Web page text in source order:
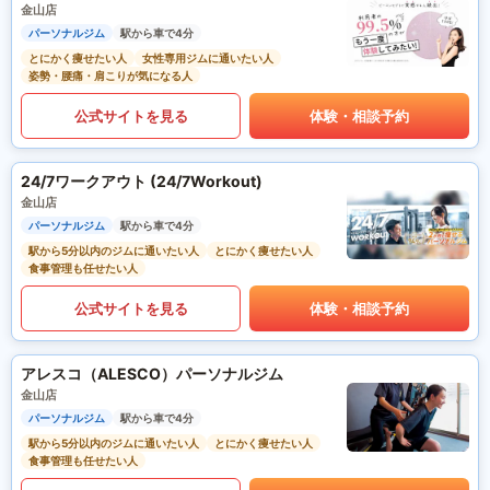
金山店
パーソナルジム
駅から車で4分
とにかく痩せたい人
女性専用ジムに通いたい人
姿勢・腰痛・肩こりが気になる人
公式サイトを見る 体験・相談予約
24/7ワークアウト (24/7Workout)
金山店
パーソナルジム
駅から車で4分
駅から5分以内のジムに通いたい人
とにかく痩せたい人
食事管理も任せたい人
公式サイトを見る 体験・相談予約
アレスコ（ALESCO）パーソナルジム
金山店
パーソナルジム
駅から車で4分
駅から5分以内のジムに通いたい人
とにかく痩せたい人
食事管理も任せたい人